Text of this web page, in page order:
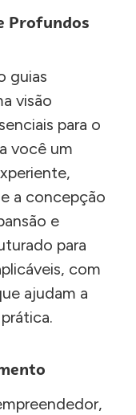
Profundos
guias
visão
para o
você um
a concepção
e
para
com
ajudam a